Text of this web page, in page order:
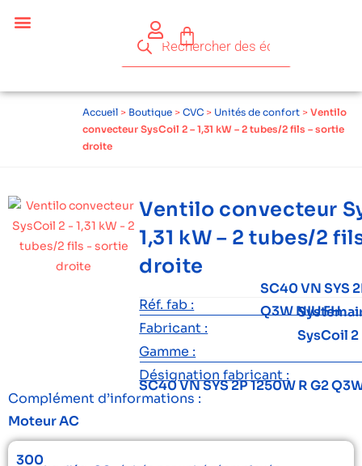
Accueil > Boutique > CVC > Unités de confort > Ventilo
convecteur SysCoil 2 – 1,31 kW – 2 tubes/2 fils – sortie
droite
Ventilo convecteur
1,31 kW – 2 tubes/2
droite
Réf. fab :
SC40 VN SYS
Q3W NIU FH
Fabricant :
Gamme :
SysCoil 2
Désignation fabricant :
SC40 VN SYS 2P 1250W R G2
Complément d’informations :
Moteur AC
300